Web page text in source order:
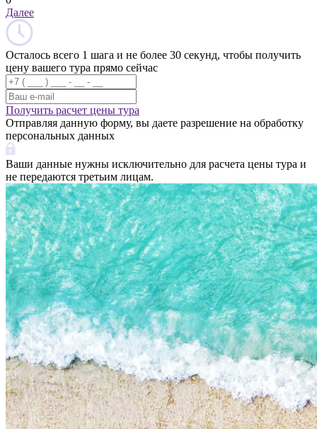
Далее
Осталось всего 1 шага и не более 30 секунд, чтобы получить
цену вашего тура прямо сейчас
Получить расчет цены тура
Отправляя данную форму, вы даете разрешение на обработку
персональных данных
Ваши данные нужны исключительно для расчета цены тура и
не передаются третьим лицам.